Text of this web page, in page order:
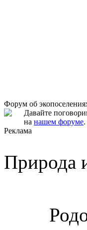
Форум об
Давайте
на нашем форуме.
Реклама
Природа